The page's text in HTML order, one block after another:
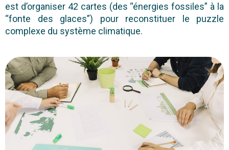
est d’organiser 42 cartes (des “énergies fossiles” à la
“fonte des glaces”) pour reconstituer le puzzle
complexe du système climatique.